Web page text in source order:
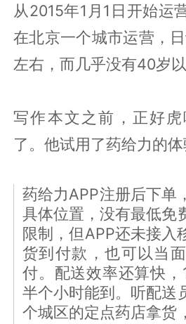
从2015年1月1日开始运
在北京一个城市运营，
左右，而几乎没有40岁
写作本文之前，正好
了。他试用了药给力的体
药给力APP注册后下单
具体位置，没有最低免
限制，但APP还未接入
货到付款，也可以当
付。配送效率还算快
半个小时能到。听配送
个城区的定点药店拿货